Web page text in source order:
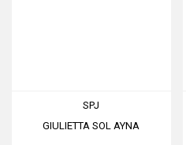
SPJ
GIULIETTA SOL AYNA